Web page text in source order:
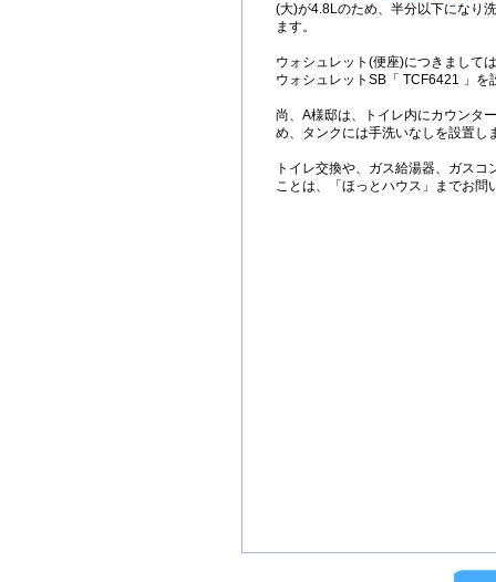
(大)が4.8Lのため、半分以下になり
ます。
ウォシュレット(便座)につきまして
ウォシュレットSB「 TCF6421 」を
尚、A様邸は、トイレ内にカウンタ
め、タンクには手洗いなしを設置し
トイレ交換や、ガス給湯器、ガス
ことは、「ほっとハウス」までお問